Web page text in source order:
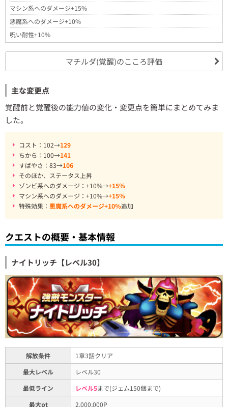
マシン系へのダメージ+15%
悪魔系へのダメージ+10%
呪い耐性+10%
マチルダ(覚醒)のこころ評価
主な変更点
覚醒前と覚醒後の能力値の変化・変更点を簡単にまとめてみま
した。
コスト：102→129
ちから：100→141
すばやさ：83→106
そのほか、ステータス上昇
ゾンビ系へのダメージ：+10%→+15％
マシン系へのダメージ：+10%→+15％
特殊効果： 悪魔系へのダメージ+10%追加
クエストの概要・基本情報
ナイトリッチ【レベル30】
解放条件
1章3話クリア
最大レベル
レベル30
最低ライン
レベル5まで(ジェム150個まで)
最大pt
2,000,000P